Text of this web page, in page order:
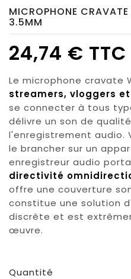
MICROPHONE
3.5MM
24,74 € TTC
Le microphone cravate
streamers, vloggers
se connecter à tous
délivre un son de
l'enregistrement audio.
le brancher sur un
enregistreur audio
directivité
offre une couverture
constitue une solution
discrète et est
œuvre.
Quantité